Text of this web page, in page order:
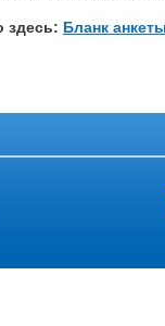
здесь: Бланк